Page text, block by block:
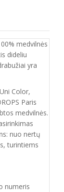
medvilnės
dideliu
yra
Color,
Paris
medvilnės.
nuo nertų
turintiems
numeris